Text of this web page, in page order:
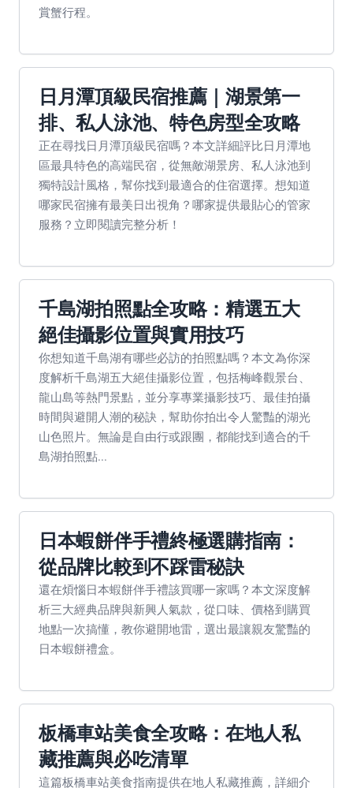
賞蟹行程。
日月潭頂級民宿推薦｜湖景第一
排、私人泳池、特色房型全攻略
正在尋找日月潭頂級民宿嗎？本文詳細評比日月潭地
區最具特色的高端民宿，從無敵湖景房、私人泳池到
獨特設計風格，幫你找到最適合的住宿選擇。想知道
哪家民宿擁有最美日出視角？哪家提供最貼心的管家
服務？立即閱讀完整分析！
千島湖拍照點全攻略：精選五大
絕佳攝影位置與實用技巧
你想知道千島湖有哪些必訪的拍照點嗎？本文為你深
度解析千島湖五大絕佳攝影位置，包括梅峰觀景台、
龍山島等熱門景點，並分享專業攝影技巧、最佳拍攝
時間與避開人潮的秘訣，幫助你拍出令人驚豔的湖光
山色照片。無論是自由行或跟團，都能找到適合的千
島湖拍照點...
日本蝦餅伴手禮終極選購指南：
從品牌比較到不踩雷秘訣
還在煩惱日本蝦餅伴手禮該買哪一家嗎？本文深度解
析三大經典品牌與新興人氣款，從口味、價格到購買
地點一次搞懂，教你避開地雷，選出最讓親友驚豔的
日本蝦餅禮盒。
板橋車站美食全攻略：在地人私
藏推薦與必吃清單
這篇板橋車站美食指南提供在地人私藏推薦，詳細介